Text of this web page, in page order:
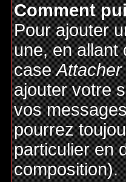
Comment
Pour ajouter
une, en allant
case
ajouter votre
vos
pourrez
particulier en
composition).